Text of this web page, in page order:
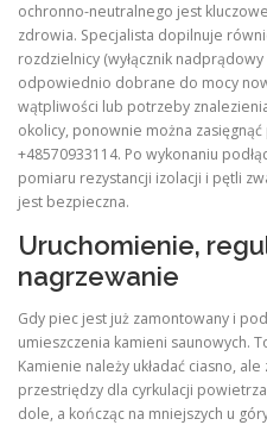
ochronno-neutralnego jest
zdrowia. Specjalista dopilnuje
rozdzielnicy (wyłącznik
odpowiednio dobrane do mocy
wątpliwości lub potrzeby
okolicy, ponownie można
+48570933114. Po wykonaniu
pomiaru rezystancji izolacji i pętli
jest bezpieczna.
Uruchomienie,
nagrzewanie
Gdy piec jest już zamontowany i
umieszczenia kamieni saunowych.
Kamienie należy układać ciasno,
przestriędzy dla cyrkulacji
dole, a kończąc na mniejszych u